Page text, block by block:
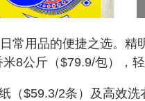
常用品的便捷之选。精
8公斤（$79.9/包），
（$59.3/2条）及高效